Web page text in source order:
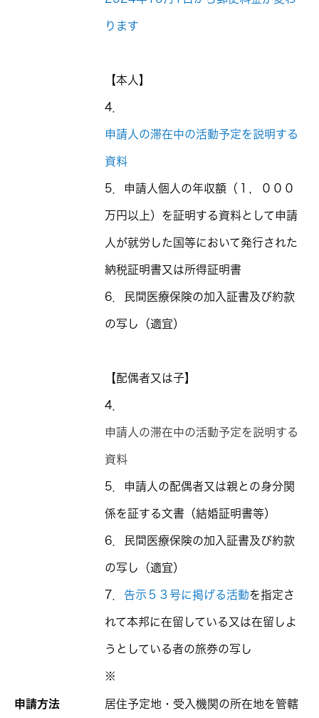
ります
【本人】
4．
申請人の滞在中の活動予定を説明する
資料
5．申請人個人の年収額（１，０００
万円以上）を証明する資料として申請
人が就労した国等において発行された
納税証明書又は所得証明書
6．民間医療保険の加入証書及び約款
の写し（適宜）
【配偶者又は子】
4．
申請人の滞在中の活動予定を説明する
資料
5．申請人の配偶者又は親との身分関
係を証する文書（結婚証明書等）
6．民間医療保険の加入証書及び約款
の写し（適宜）
7． 告示５３号に掲げる活動を指定さ
れて本邦に在留している又は在留しよ
うとしている者の旅券の写し
※
申請方法 居住予定地・受入機関の所在地を管轄